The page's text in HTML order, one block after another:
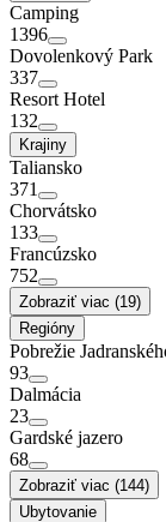
Camping
1396
Dovolenkový Park
337
Resort Hotel
132
Krajiny
Taliansko
371
Chorvátsko
133
Francúzsko
752
Zobraziť viac (19)
Regióny
Pobrežie
93
Dalmácia
23
Gardské jazero
68
Zobraziť viac (144)
Ubytovanie